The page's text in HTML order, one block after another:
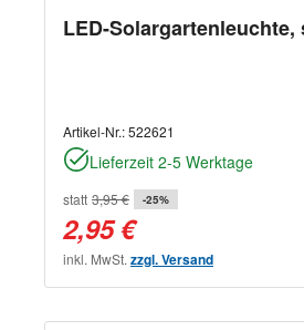
LED-Solargartenleuchte,
Artikel-Nr.:522621
Lieferzeit 2-5 Werktage
statt 3,95 € -25%
2,95 €
inkl. MwSt. zzgl. Versand